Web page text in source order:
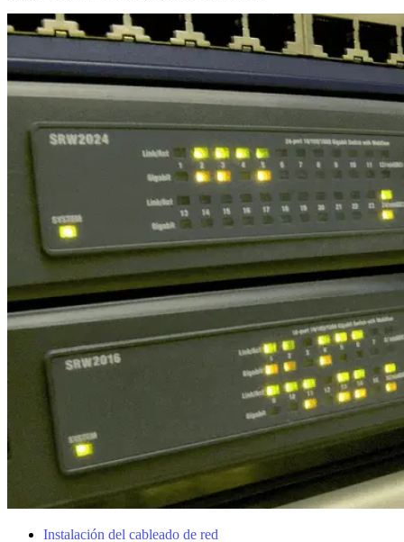
Instalación del cableado de red